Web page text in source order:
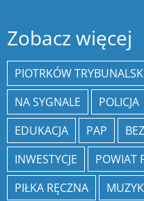
Zobacz więcej
PIOTRKÓW
NA SYGNALE
POLICJA
EDUKACJA
PAP
INWESTYCJE
POWIAT
PIŁKA RĘCZNA